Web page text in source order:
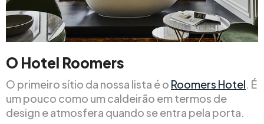
O Hotel Roomers
O primeiro sítio da nossa lista é o Roomers Hotel . É
um pouco como um caldeirão em termos de
design e atmosfera quando se entra pela porta.